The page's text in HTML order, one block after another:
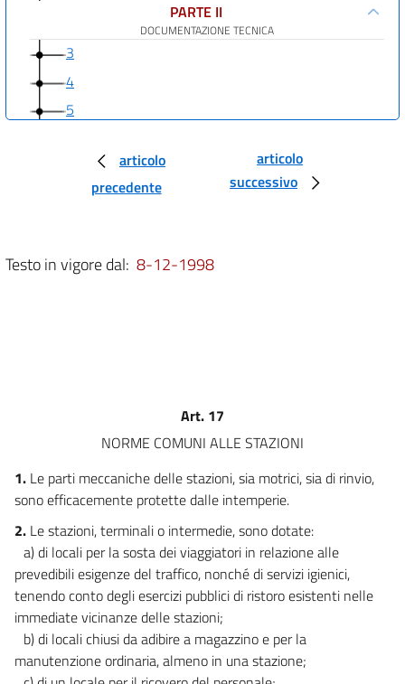
PARTE II
DOCUMENTAZIONE TECNICA
3
4
5
NORME DI PROGETTO E DI COSTRUZIONE
9
17
19
20
21
22
23
articolo
precedente
articolo
successivo
Testo in vigore dal: 8-12-1998
Art. 17
NORME COMUNI ALLE STAZIONI
1. Le parti meccaniche delle stazioni, sia motrici, sia di rinvio,
sono efficacemente protette dalle intemperie.
2. Le stazioni, terminali o intermedie, sono dotate:
a) di locali per la sosta dei viaggiatori in relazione alle
prevedibili esigenze del traffico, nonché di servizi igienici,
tenendo conto degli esercizi pubblici di ristoro esistenti nelle
immediate vicinanze delle stazioni;
b) di locali chiusi da adibire a magazzino e per la
manutenzione ordinaria, almeno in una stazione;